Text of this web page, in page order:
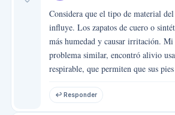
Considera que el tipo de material
influye. Los zapatos de cuero o
más humedad y causar irritación.
problema similar, encontró alivio
respirable, que permiten que sus
↩ Responder